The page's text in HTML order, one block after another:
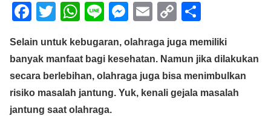
F
c
e
b
o
T
tt
er
W
at
s
A
p
Li
e
M
ss
e
n
E
ail
C
p
y
Li
ar
e
Selain untuk kebugaran, olahraga juga memiliki
banyak manfaat bagi kesehatan. Namun jika dilakukan
secara berlebihan, olahraga juga bisa menimbulkan
risiko masalah jantung. Yuk, kenali gejala masalah
jantung saat olahraga.